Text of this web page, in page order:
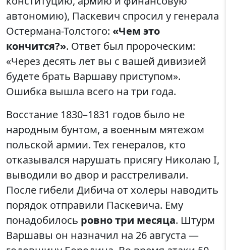
автономию), Паскевич спросил у генерала
Остермана-Толстого: «Чем это
кончится?». Ответ был пророческим:
«Через десять лет вы с вашей дивизией
будете брать Варшаву приступом».
Ошибка вышла всего на три года.
Восстание 1830–1831 годов было не
народным бунтом, а военным мятежом
польской армии. Тех генералов, кто
отказывался нарушать присягу Николаю I,
выводили во двор и расстреливали.
После гибели Дибича от холеры наводить
порядок отправили Паскевича. Ему
понадобилось ровно три месяца. Штурм
Варшавы он назначил на 26 августа —